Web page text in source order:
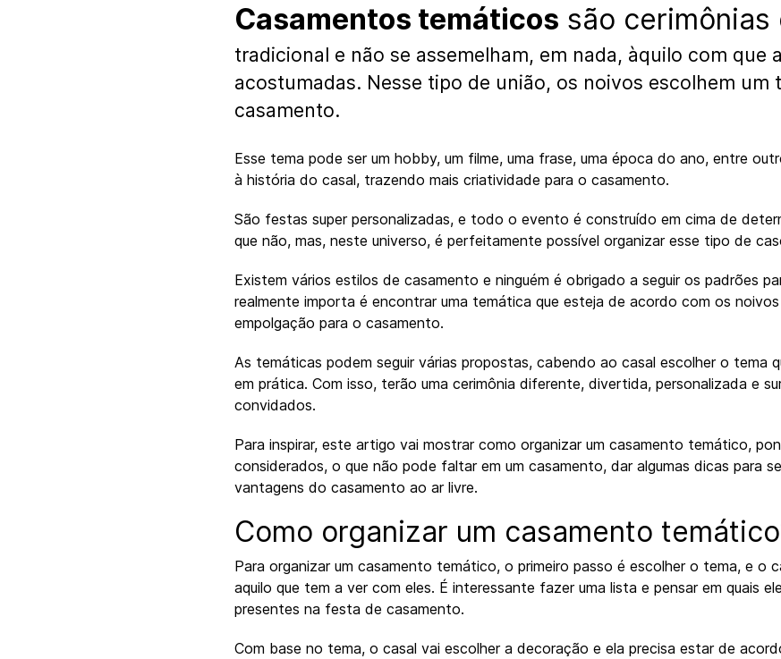
Casamentos temáticos são
tradicional e não se assemelham, em nada, àquilo com que
acostumadas. Nesse tipo de união, os noivos escolhem um
casamento.
Esse tema pode ser um hobby, um filme, uma frase, uma época do ano, entre
à história do casal, trazendo mais criatividade para o casamento.
São festas super personalizadas, e todo o evento é construído em cima de
que não, mas, neste universo, é perfeitamente possível organizar esse tipo de
Existem vários estilos de casamento e ninguém é obrigado a seguir os padrões
realmente importa é encontrar uma temática que esteja de acordo com os
empolgação para o casamento.
As temáticas podem seguir várias propostas, cabendo ao casal escolher o tema
em prática. Com isso, terão uma cerimônia diferente, divertida, personalizada e
convidados.
Para inspirar, este artigo vai mostrar como organizar um casamento temático,
considerados, o que não pode faltar em um casamento, dar algumas dicas para
vantagens do casamento ao ar livre.
Como organizar um casamento
Para organizar um casamento temático, o primeiro passo é escolher o tema, e o
aquilo que tem a ver com eles. É interessante fazer uma lista e pensar em quais
presentes na festa de casamento.
Com base no tema, o casal vai escolher a decoração e ela precisa estar de